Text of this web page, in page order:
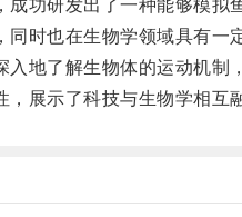
研发出了一种能够模拟
时也在生物学领域具有一
了解生物体的运动机制
展示了科技与生物学相互